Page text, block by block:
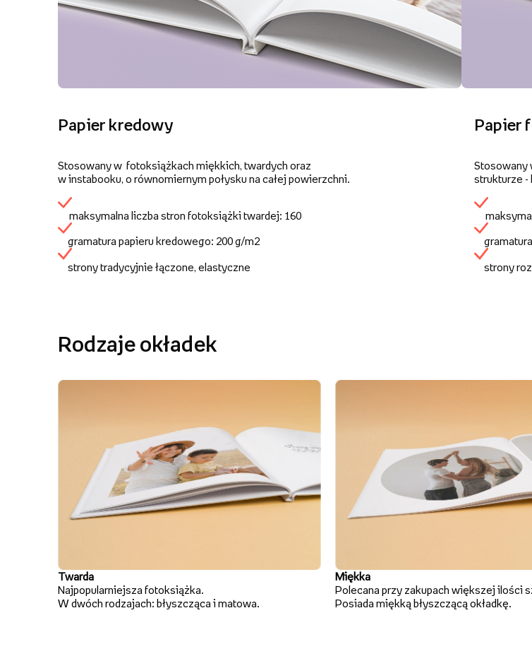
Papier kredowy
Stosowany w fotoksiążkach miękkich, twardych oraz
w instabooku, o równomiernym połysku na całej powierzchni.
maksymalna liczba stron fotoksiążki twardej: 160
gramatura papieru kredowego: 200 g/m2
strony tradycyjnie łączone, elastyczne
Papier
Stosowany
strukturze -
strony
Rodzaje okładek
Twarda
Najpopularniejsza fotoksiążka.
W dwóch rodzajach: błyszcząca i matowa.
Miękka
Polecana przy zakupach większej ilości
Posiada miękką błyszczącą okładkę.